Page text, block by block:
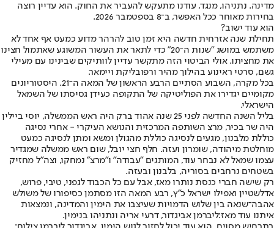
מדינה. נתניהו, מנגד, עודנו מתעקש להעביר את החוק. הוא עדיין רוצה
בחירות מאוחר ככל האפשר, ב־8 בספטמבר 2026.
הוא עוד ישוב?
תחילת שנה אזרחית חדשה היא זמן טוב להרהר מדוע כמעט אף אחד לא
משתמש במושג "שנות ה־20" כדי לתאר את העשור המשוגע שאתמול חצינו
את מחציתו. אולי הביטוי הזה מתקשר עדיין לוותיקים שבינינו עם מעילי
גשם, סרטי ראינוע בהילוך מהיר ורפובליקת ויימאר.
בכל מקרה, השבוע הסתיים הרבע הראשון של המאה ה־21. היסטוריונים
מקומיים יגדירו את הפוליטיקה של התקופה כעידן גסיסתו של השמאל
הישראלי.
בליל השנה החדשה לפני 25 שנה אהוד ברק היה ראש הממשלה, יוסי ביילין
היה שר בכיר, מרצ השותפה המרכזית והנושא העיקרי - אחרי נסיגה
כוללת מלבנון, מגעים לנסיגה כוללת מהגולן ומשא ומתן לנסיגה כמעט
מוחלטת מיהודה, שומרון ועזה. חלף חצי יובל, שום ראש ממשלה שמגדיר
עצמו שמאל לא נבחר עוד, המותגים "עבודה" ו"מרצ" נמחקו, וצה"ל מחזיק
בשטחים נרחבים בסוריה, בלבנון ובעזה.
רק שישה חברי כנסת נותרו מאז, אבל עם כל הכבוד לגפני, טיבי, פרוש,
אדלשטיין ואפילו ישראל כ"ץ, רבע המאה הזו מסתמן כסיפורו של משולש
אהבה־שנאה בין שלוש הדמויות שעיצבו את הימין והמדינה, ונמצאות
איתנו עוד מאז:ליברמן אביגדור, דרעי אריה ונתניהו בנימין.